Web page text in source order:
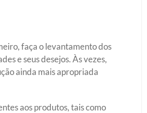
faça o levantamento dos
e seus desejos. Às vezes,
ainda mais apropriada
aos produtos, tais como